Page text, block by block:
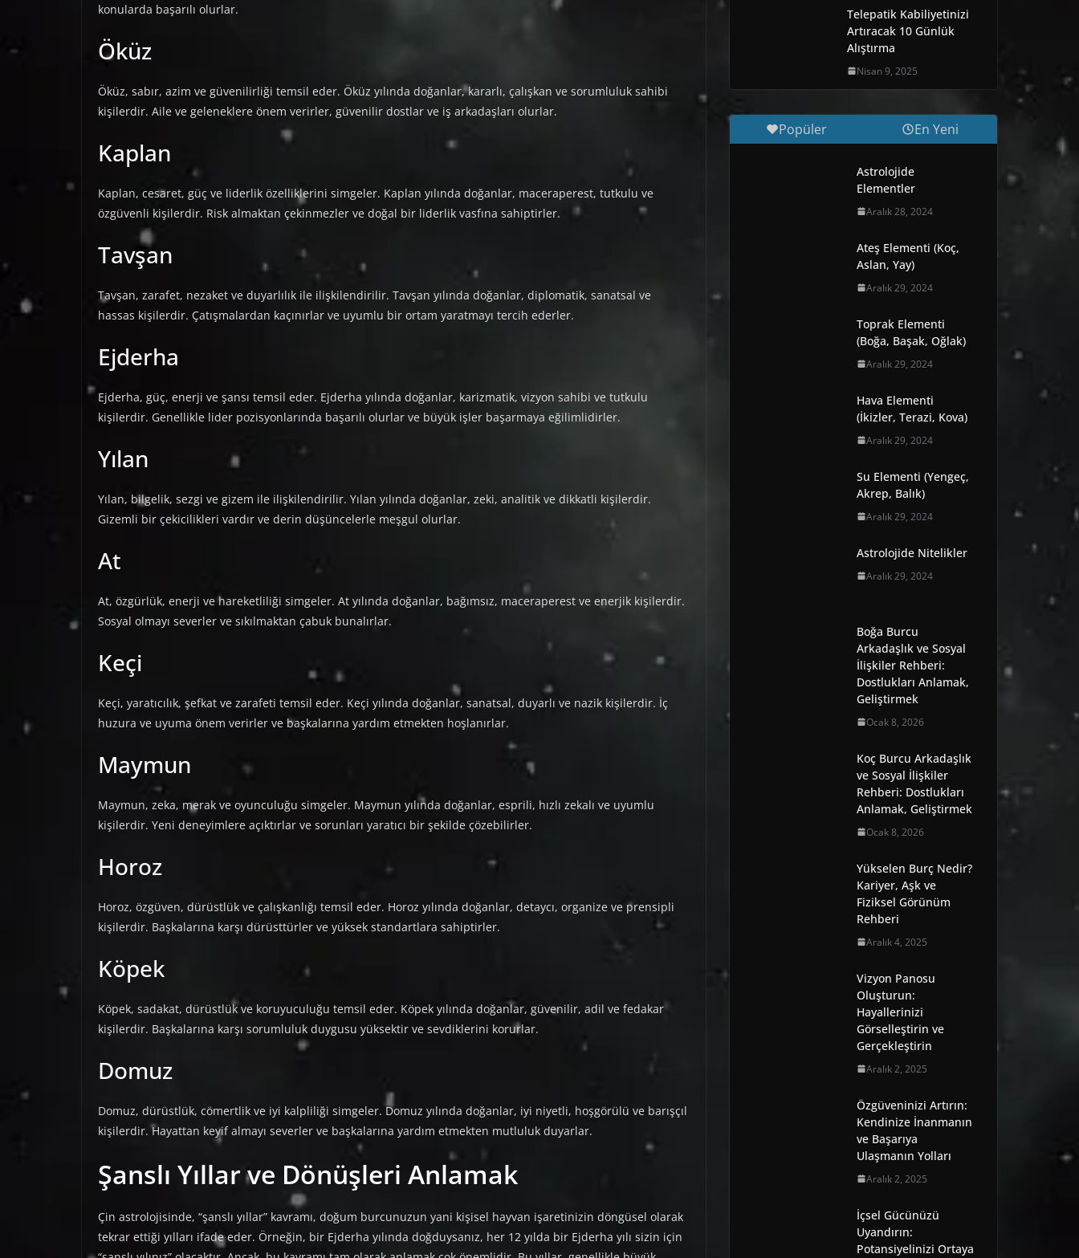
konularda başarılı olurlar.
Öküz
Öküz, sabır, azim ve güvenilirliği temsil eder. Öküz yılında doğanlar, kararlı, çalışkan ve sorumluluk sahibi
kişilerdir. Aile ve geleneklere önem verirler, güvenilir dostlar ve iş arkadaşları olurlar.
Kaplan
Kaplan, cesaret, güç ve liderlik özelliklerini simgeler. Kaplan yılında doğanlar, maceraperest, tutkulu ve
özgüvenli kişilerdir. Risk almaktan çekinmezler ve doğal bir liderlik vasfına sahiptirler.
Tavşan
Tavşan, zarafet, nezaket ve duyarlılık ile ilişkilendirilir. Tavşan yılında doğanlar, diplomatik, sanatsal ve
hassas kişilerdir. Çatışmalardan kaçınırlar ve uyumlu bir ortam yaratmayı tercih ederler.
Ejderha
Ejderha, güç, enerji ve şansı temsil eder. Ejderha yılında doğanlar, karizmatik, vizyon sahibi ve tutkulu
kişilerdir. Genellikle lider pozisyonlarında başarılı olurlar ve büyük işler başarmaya eğilimlidirler.
Yılan
Yılan, bilgelik, sezgi ve gizem ile ilişkilendirilir. Yılan yılında doğanlar, zeki, analitik ve dikkatli kişilerdir.
Gizemli bir çekicilikleri vardır ve derin düşüncelerle meşgul olurlar.
At
At, özgürlük, enerji ve hareketliliği simgeler. At yılında doğanlar, bağımsız, maceraperest ve enerjik kişilerdir.
Sosyal olmayı severler ve sıkılmaktan çabuk bunalırlar.
Keçi
Keçi, yaratıcılık, şefkat ve zarafeti temsil eder. Keçi yılında doğanlar, sanatsal, duyarlı ve nazik kişilerdir. İç
huzura ve uyuma önem verirler ve başkalarına yardım etmekten hoşlanırlar.
Maymun
Maymun, zeka, merak ve oyunculuğu simgeler. Maymun yılında doğanlar, esprili, hızlı zekalı ve uyumlu
kişilerdir. Yeni deneyimlere açıktırlar ve sorunları yaratıcı bir şekilde çözebilirler.
Horoz
Horoz, özgüven, dürüstlük ve çalışkanlığı temsil eder. Horoz yılında doğanlar, detaycı, organize ve prensipli
kişilerdir. Başkalarına karşı dürüsttürler ve yüksek standartlara sahiptirler.
Köpek
Köpek, sadakat, dürüstlük ve koruyuculuğu temsil eder. Köpek yılında doğanlar, güvenilir, adil ve fedakar
kişilerdir. Başkalarına karşı sorumluluk duygusu yüksektir ve sevdiklerini korurlar.
Domuz
Domuz, dürüstlük, cömertlik ve iyi kalpliliği simgeler. Domuz yılında doğanlar, iyi niyetli, hoşgörülü ve barışçıl
kişilerdir. Hayattan keyif almayı severler ve başkalarına yardım etmekten mutluluk duyarlar.
Şanslı Yıllar ve Dönüşleri Anlamak
Çin astrolojisinde, “şanslı yıllar” kavramı, doğum burcunuzun yani kişisel hayvan işaretinizin döngüsel olarak
tekrar ettiği yılları ifade eder. Örneğin, bir Ejderha yılında doğduysanız, her 12 yılda bir Ejderha yılı sizin için
Telepatik Kabiliyetinizi
Artıracak 10 Günlük
Alıştırma
Nisan 9, 2025
Popüler En Yeni
Astrolojide
Elementler
Aralık 28, 2024
Ateş Elementi (Koç,
Aslan, Yay)
Aralık 29, 2024
Toprak Elementi
(Boğa, Başak, Oğlak)
Aralık 29, 2024
Hava Elementi
(İkizler, Terazi, Kova)
Aralık 29, 2024
Su Elementi (Yengeç,
Akrep, Balık)
Aralık 29, 2024
Astrolojide Nitelikler
Aralık 29, 2024
Boğa Burcu
Arkadaşlık ve Sosyal
İlişkiler Rehberi:
Dostlukları Anlamak,
Geliştirmek
Ocak 8, 2026
Koç Burcu Arkadaşlık
ve Sosyal İlişkiler
Rehberi: Dostlukları
Anlamak, Geliştirmek
Ocak 8, 2026
Yükselen Burç Nedir?
Kariyer, Aşk ve
Fiziksel Görünüm
Rehberi
Aralık 4, 2025
Vizyon Panosu
Oluşturun:
Hayallerinizi
Görselleştirin ve
Gerçekleştirin
Aralık 2, 2025
Özgüveninizi Artırın:
Kendinize İnanmanın
ve Başarıya
Ulaşmanın Yolları
Aralık 2, 2025
İçsel Gücünüzü
Uyandırın:
Potansiyelinizi Ortaya